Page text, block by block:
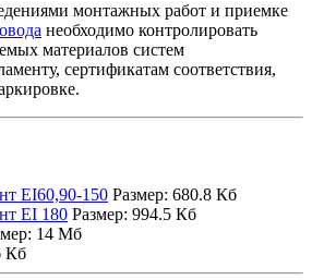
монтажных работ и приемке
необходимо контролировать
материалов систем
сертификатам соответствия,
EI60,90-150 Размер: 680.8 Кб
EI 180 Размер: 994.5 Кб
14 Мб
Кб